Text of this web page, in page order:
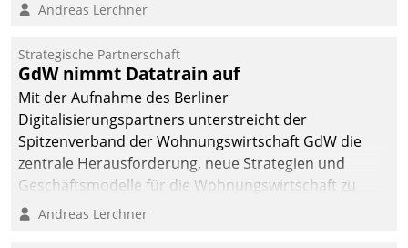
kommunale Wohnungsbauunternehmen daher
gemeinsam mit der Berliner Datatrain GmbH den
Teilprozess der Objektsanierung digitalisiert.
Andreas Lerchner
Strategische Partnerschaft
GdW nimmt Datatrain auf
Mit der Aufnahme des Berliner
Digitalisierungspartners unterstreicht der
Spitzenverband der Wohnungswirtschaft GdW die
zentrale Herausforderung, neue Strategien und
Geschäftsmodelle für die Wohnungswirtschaft zu
entwickeln.
Andreas Lerchner